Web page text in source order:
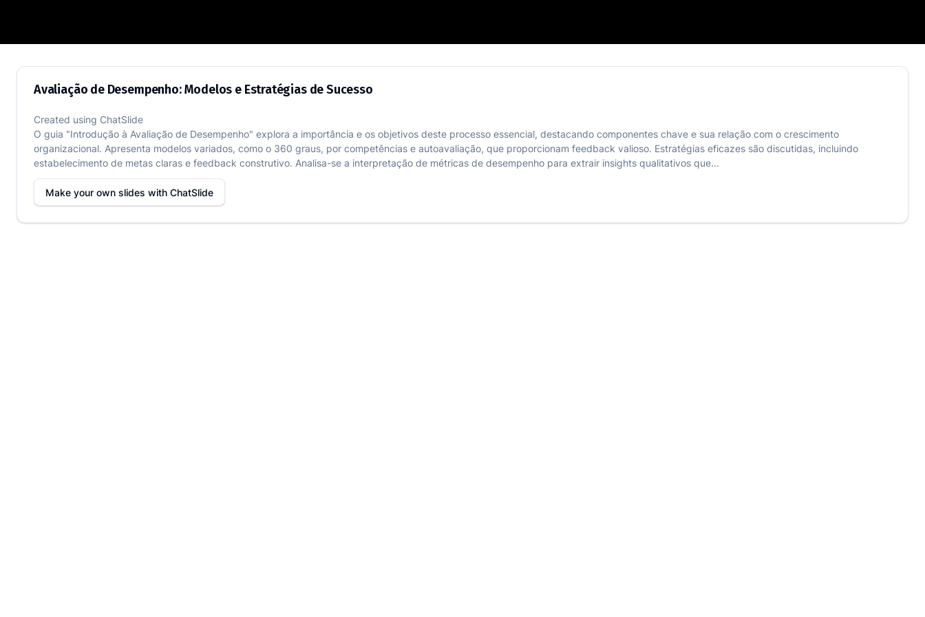
Avaliação de Desempenho: Modelos e Estratégias de Sucesso
Avaliação de Desempenho: Modelos e Estratégias de Sucesso
Created using ChatSlide
O guia "Introdução à Avaliação de Desempenho" explora a importância e os objetivos deste processo essencial, destacando componentes chave e sua relação com o crescimento
organizacional. Apresenta modelos variados, como o 360 graus, por competências e autoavaliação, que proporcionam feedback valioso. Estratégias eficazes são discutidas, incluindo
estabelecimento de metas claras e feedback construtivo. Analisa-se a interpretação de métricas de desempenho para extrair insights qualitativos que...
Make your own slides with ChatSlide